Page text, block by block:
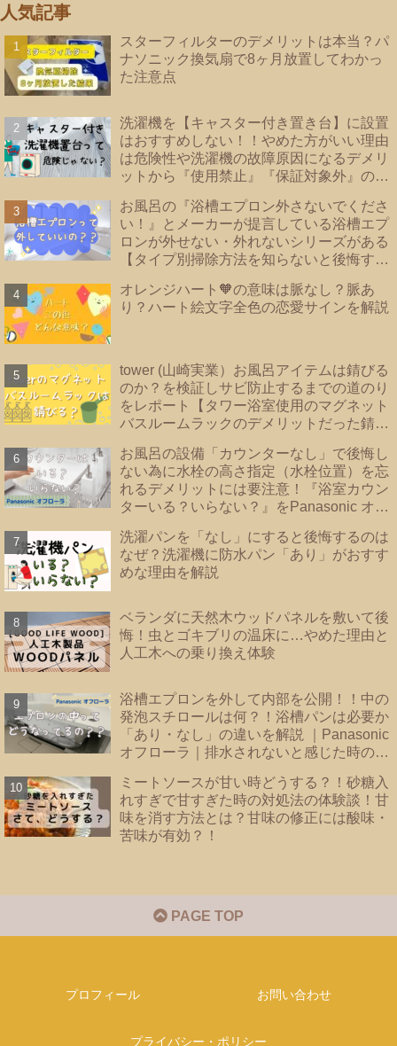
人気記事
スターフィルターのデメリットは本当？パ
ナソニック換気扇で8ヶ月放置してわかっ
た注意点
洗濯機を【キャスター付き置き台】に設置
はおすすめしない！！やめた方がいい理由
は危険性や洗濯機の故障原因になるデメリ
ットから『使用禁止』『保証対象外』のメ
外！後悔しない為に知っておきたい【防水
パンのタイプ】を紹介
お風呂の『浴槽エプロン外さないでくださ
い！』とメーカーが提言している浴槽エプ
ロンが外せない・外れないシリーズがある
【タイプ別掃除方法を知らないと後悔する
バーあり｜TOTO・リクシル・Panasonic
｜
オレンジハート🧡の意味は脈なし？脈あ
り？ハート絵文字全色の恋愛サインを解説
tower (山崎実業）お風呂アイテムは錆びる
のか？を検証しサビ防止するまでの道のり
をレポート【タワー浴室使用のマグネット
バスルームラックのデメリットだった錆を
お風呂の設備「カウンターなし」で後悔し
ない為に水栓の高さ指定（水栓位置）を忘
れるデメリットには要注意！『浴室カウン
ターいる？いらない？』をPanasonic オフ
洗濯パンを「なし」にすると後悔するのは
なぜ？洗濯機に防水パン「あり」がおすす
めな理由を解説
ベランダに天然木ウッドパネルを敷いて後
悔！虫とゴキブリの温床に…やめた理由と
人工木への乗り換え体験
浴槽エプロンを外して内部を公開！！中の
発泡スチロールは何？！浴槽パンは必要か
「あり・なし」の違いを解説 ｜Panasonic
オフローラ｜排水されないと感じた時のバ
ミートソースが甘い時どうする？！砂糖入
れすぎで甘すぎた時の対処法の体験談！甘
味を消す方法とは？甘味の修正には酸味・
苦味が有効？！
PAGE TOP
プロフィール お問い合わせ
プライバシー・ポリシー